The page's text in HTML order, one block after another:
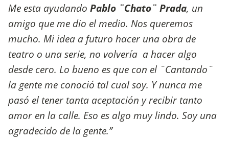
Me esta ayudando Pablo ¨Chato¨ Prada, un
amigo que me dio el medio. Nos queremos
mucho. Mi idea a futuro hacer una obra de
teatro o una serie, no volvería a hacer algo
desde cero. Lo bueno es que con el ¨Cantando¨
la gente me conoció tal cual soy. Y nunca me
pasó el tener tanta aceptación y recibir tanto
amor en la calle. Eso es algo muy lindo. Soy una
agradecido de la gente.”